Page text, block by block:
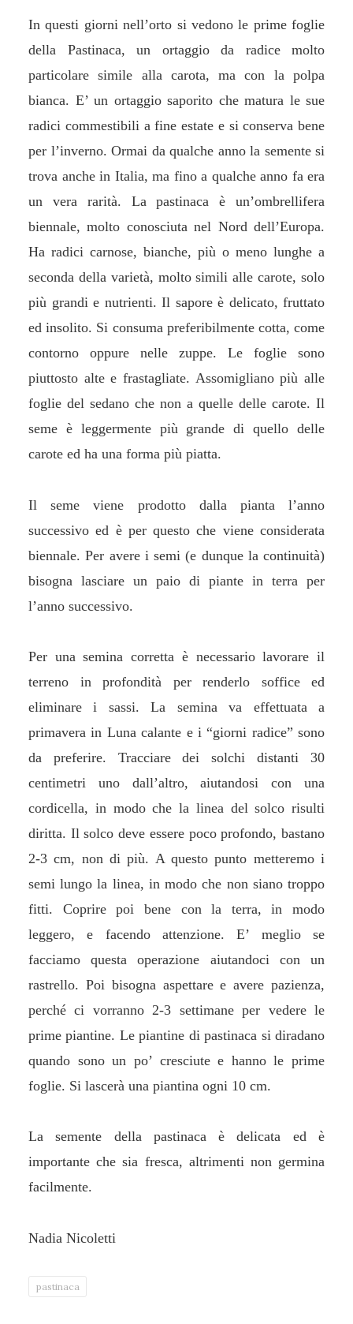
In questi giorni nell’orto si vedono le prime foglie
della Pastinaca, un ortaggio da radice molto
particolare simile alla carota, ma con la polpa
bianca. E’ un ortaggio saporito che matura le sue
radici commestibili a fine estate e si conserva bene
per l’inverno. Ormai da qualche anno la semente si
trova anche in Italia, ma fino a qualche anno fa era
un vera rarità. La pastinaca è un’ombrellifera
biennale, molto conosciuta nel Nord dell’Europa.
Ha radici carnose, bianche, più o meno lunghe a
seconda della varietà, molto simili alle carote, solo
più grandi e nutrienti. Il sapore è delicato, fruttato
ed insolito. Si consuma preferibilmente cotta, come
contorno oppure nelle zuppe. Le foglie sono
piuttosto alte e frastagliate. Assomigliano più alle
foglie del sedano che non a quelle delle carote. Il
seme è leggermente più grande di quello delle
carote ed ha una forma più piatta.
Il seme viene prodotto dalla pianta l’anno
successivo ed è per questo che viene considerata
biennale. Per avere i semi (e dunque la continuità)
bisogna lasciare un paio di piante in terra per
l’anno successivo.
Per una semina corretta è necessario lavorare il
terreno in profondità per renderlo soffice ed
eliminare i sassi. La semina va effettuata a
primavera in Luna calante e i “giorni radice” sono
da preferire. Tracciare dei solchi distanti 30
centimetri uno dall’altro, aiutandosi con una
cordicella, in modo che la linea del solco risulti
diritta. Il solco deve essere poco profondo, bastano
2-3 cm, non di più. A questo punto metteremo i
semi lungo la linea, in modo che non siano troppo
fitti. Coprire poi bene con la terra, in modo
leggero, e facendo attenzione. E’ meglio se
facciamo questa operazione aiutandoci con un
rastrello. Poi bisogna aspettare e avere pazienza,
perché ci vorranno 2-3 settimane per vedere le
prime piantine. Le piantine di pastinaca si diradano
quando sono un po’ cresciute e hanno le prime
foglie. Si lascerà una piantina ogni 10 cm.
La semente della pastinaca è delicata ed è
importante che sia fresca, altrimenti non germina
facilmente.
Nadia Nicoletti
pastinaca